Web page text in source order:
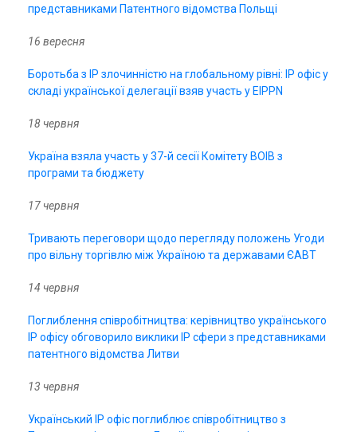
представниками Патентного відомства Польщі
16 вересня
Боротьба з IP злочинністю на глобальному рівні: IP офіс у
складі української делегації взяв участь у EIPPN
18 червня
Україна взяла участь у 37-й сесії Комітету ВОІВ з
програми та бюджету
17 червня
Тривають переговори щодо перегляду положень Угоди
про вільну торгівлю між Україною та державами ЄАВТ
14 червня
Поглиблення співробітництва: керівництво українського
ІР офісу обговорило виклики ІР сфери з представниками
патентного відомства Литви
13 червня
Український ІР офіс поглиблює співробітництво з